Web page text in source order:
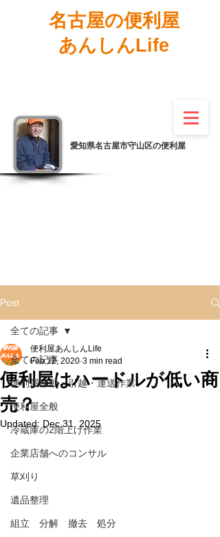
名古屋の便利屋
あんしんLife
愛知県名古屋市守山区の便利屋
Post
全ての記事
便利屋移動・引越・運送作業
便利屋全般
冷蔵庫の2階上げ作業
企業店舗へのコンサル
草刈り
遺品整理
組立 分解 撤去 処分
全ての記事
便利屋はハードルが低い商
売？
便利屋あんしんLife
Feb 12, 2020 3 min read
Updated: Dec 31, 2025